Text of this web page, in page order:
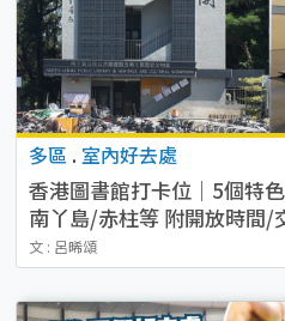
多區 . 室內好去處
香港圖書館打卡位｜5個特
南丫島/赤柱等 附開放時間/
文 : 呂晞頌